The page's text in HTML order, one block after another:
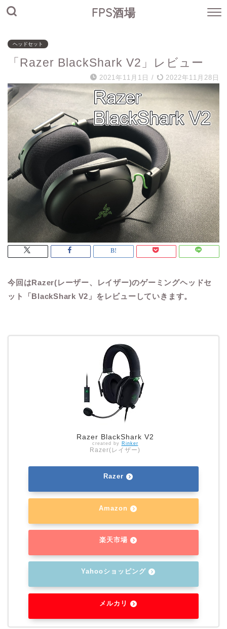
FPS酒場
ヘッドセット
「Razer BlackShark V2」レビュー
2021年11月1日 / 2022年11月28日
今回はRazer(レーザー、レイザー)のゲーミングヘッドセ
ット「BlackShark V2」をレビューしていきます。
Razer BlackShark V2
created by Rinker
Razer(レイザー)
Razer
Amazon
楽天市場
Yahooショッピング
メルカリ